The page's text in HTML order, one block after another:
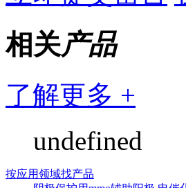
相关产品
了解更多 +
undefined
按应用领域找产品